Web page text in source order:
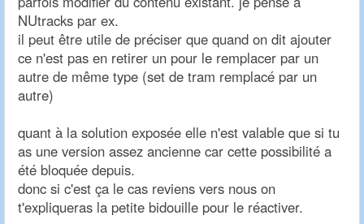
NUtracks par ex.
il peut être utile de préciser que quand on dit ajouter
ce n'est pas en retirer un pour le remplacer par un
autre de même type (set de tram remplacé par un
autre)
quant à la solution exposée elle n'est valable que si tu
as une version assez ancienne car cette possibilité a
été bloquée depuis.
donc si c'est ça le cas reviens vers nous on
t'expliqueras la petite bidouille pour le réactiver.